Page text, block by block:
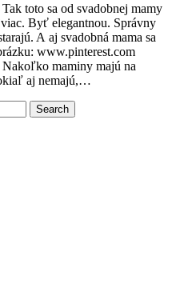
toto sa od svadobnej mamy
Byť elegantnou. Správny
A aj svadobná mama sa
www.pinterest.com
Nakoľko maminy majú na
aj nemajú,…